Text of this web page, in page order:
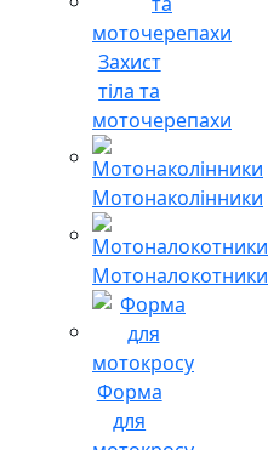
Захист
тіла та
моточерепахи
Мотонаколінники
Мотоналокотники
Форма
для